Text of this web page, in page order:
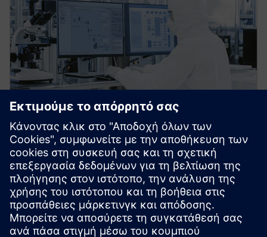
gPROMS FormulatedProducts
gPROMS FormulatedProducts is Siemens' modeling
platform for the integrated digital design of robust
formulated products and their manufacturing
processes.